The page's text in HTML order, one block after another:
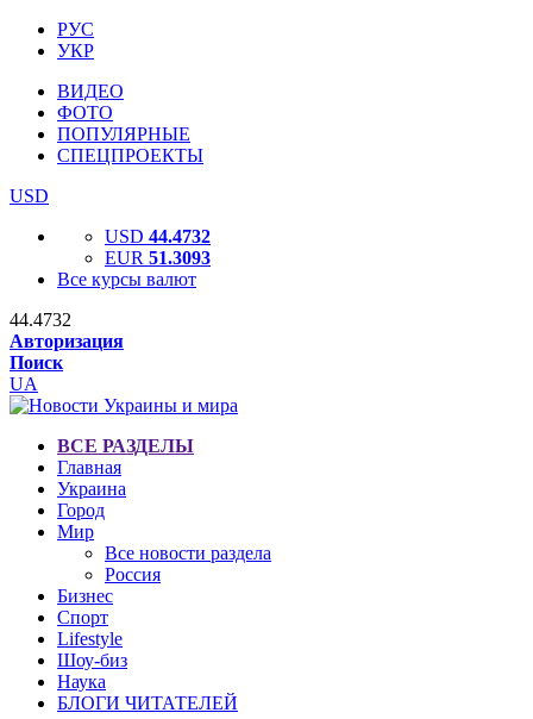
РУС
УКР
ВИДЕО
ФОТО
ПОПУЛЯРНЫЕ
СПЕЦПРОЕКТЫ
USD
USD 44.4732
EUR 51.3093
Все курсы валют
44.4732
Авторизация
Поиск
UA
ВСЕ РАЗДЕЛЫ
Главная
Украина
Город
Мир
Все новости раздела
Россия
Бизнес
Спорт
Lifestyle
Шоу-биз
Наука
БЛОГИ ЧИТАТЕЛЕЙ